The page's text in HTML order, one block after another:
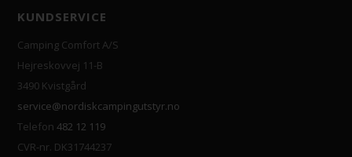
KUNDSERVICE
Camping Comfort A/S
Hejreskovvej 11-B
3490 Kvistgård
service@nordiskcampingutstyr.no
Telefon482 12 119
CVR-nr. DK31744237